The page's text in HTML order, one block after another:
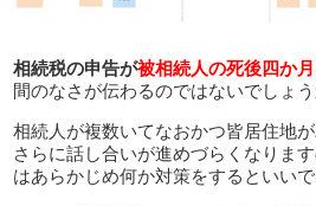
相続税の申告が被相続人の死後四か月
間のなさが伝わるのではないでしょう
相続人が複数いてなおかつ皆居住地
さらに話し合いが進めづらくなりま
はあらかじめ何か対策をするといいで